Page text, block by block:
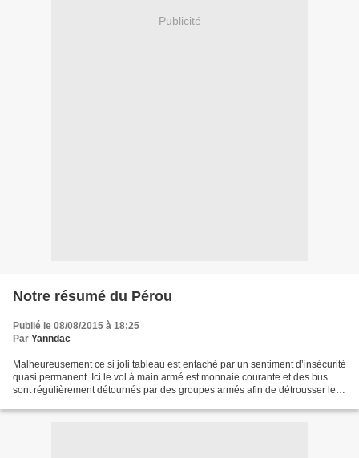
Publicité
Notre résumé du Pérou
Publié le 08/08/2015 à 18:25
Par Yanndac
Malheureusement ce si joli tableau est entaché par un sentiment d’insécurité
quasi permanent. Ici le vol à main armé est monnaie courante et des bus
sont régulièrement détournés par des groupes armés afin de détrousser les